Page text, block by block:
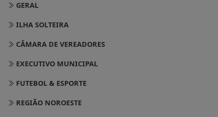
GERAL
ILHA SOLTEIRA
CÂMARA DE VEREADORES
EXECUTIVO MUNICIPAL
FUTEBOL & ESPORTE
REGIÃO NOROESTE